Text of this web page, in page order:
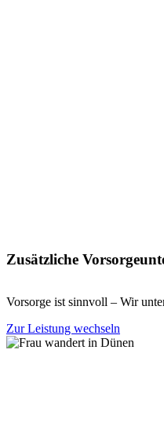
Zusätzliche
Vorsorge ist sinnvoll – Wir
Zur Leistung wechseln